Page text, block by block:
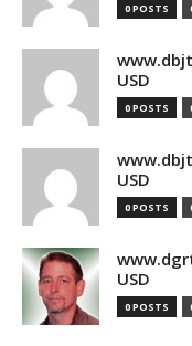
0 POSTS
USD
0 POSTS
USD
0 POSTS
USD
0 POSTS